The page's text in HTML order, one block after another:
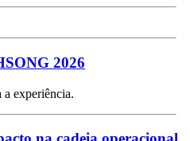
2026
experiência.